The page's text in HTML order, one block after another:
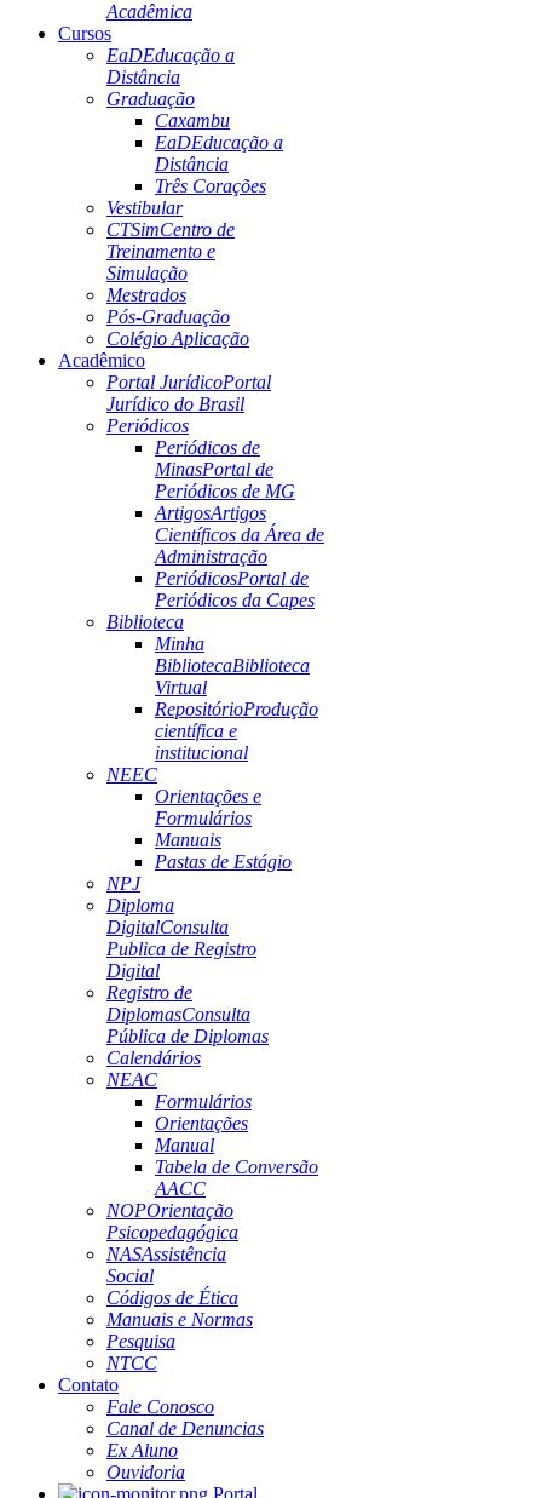
Acadêmica
Cursos
EaDEducação a
Distância
Graduação
Caxambu
EaDEducação a
Distância
Três Corações
Vestibular
CTSimCentro de
Treinamento e
Simulação
Mestrados
Pós-Graduação
Colégio Aplicação
Acadêmico
Portal JurídicoPortal
Jurídico do Brasil
Periódicos
Periódicos de
MinasPortal de
Periódicos de MG
ArtigosArtigos
Científicos da Área de
Administração
PeriódicosPortal de
Periódicos da Capes
Biblioteca
Minha
BibliotecaBiblioteca
Virtual
RepositórioProdução
científica e
institucional
NEEC
Orientações e
Formulários
Manuais
Pastas de Estágio
NPJ
Diploma
DigitalConsulta
Publica de Registro
Digital
Registro de
DiplomasConsulta
Pública de Diplomas
Calendários
NEAC
Formulários
Orientações
Manual
Tabela de Conversão
AACC
NOPOrientação
Psicopedagógica
NASAssistência
Social
Códigos de Ética
Manuais e Normas
Pesquisa
NTCC
Contato
Fale Conosco
Canal de Denuncias
Ex Aluno
Ouvidoria
Portal